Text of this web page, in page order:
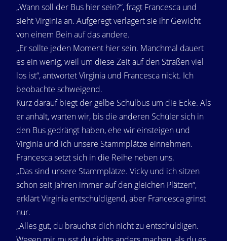
„Wann soll der Bus hier sein?“, fragt Francesca und
sieht Virginia an. Aufgeregt verlagert sie ihr Gewicht
von einem Bein auf das andere.
„Er sollte jeden Moment hier sein. Manchmal dauert
es ein wenig, weil um diese Zeit auf den Straßen viel
los ist“, antwortet Virginia und Francesca nickt. Ich
beobachte schweigend.
Kurz darauf biegt der gelbe Schulbus um die Ecke. Als
er anhält, warten wir, bis die anderen Schüler sich in
den Bus gedrängt haben, ehe wir einsteigen und
Virginia und ich unsere Stammplätze einnehmen.
Francesca setzt sich in die Reihe neben uns.
„Das sind unsere Stammplätze. Vicky und ich sitzen
schon seit Jahren immer auf den gleichen Plätzen“,
erklärt Virginia entschuldigend, aber Francesca grinst
nur.
„Alles gut, du brauchst dich nicht zu entschuldigen.